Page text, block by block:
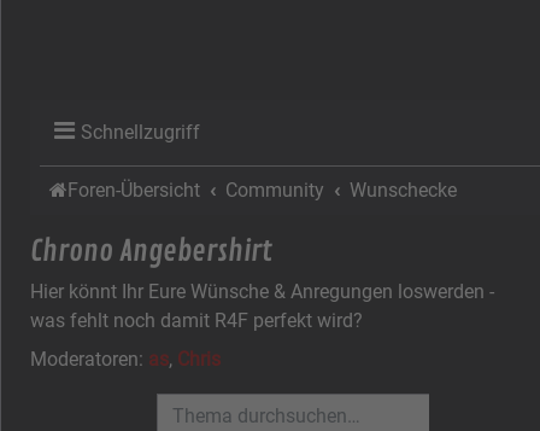
Schnellzugriff
Foren-Übersicht Community Wunschecke
Chrono Angebershirt
Hier könnt Ihr Eure Wünsche & Anregungen loswerden -
was fehlt noch damit R4F perfekt wird?
Moderatoren: as, Chris